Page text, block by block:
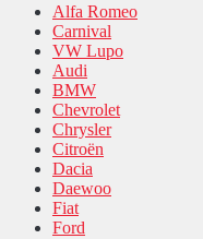
Alfa Romeo
Carnival
VW Lupo
Audi
BMW
Chevrolet
Chrysler
Citroën
Dacia
Daewoo
Fiat
Ford